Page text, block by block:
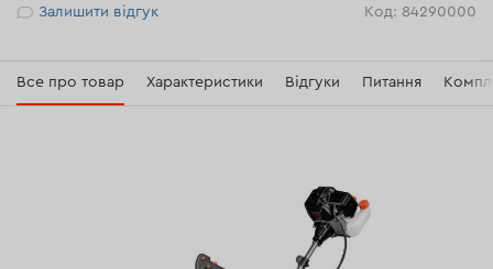
Рейтинг
Залишити відгук Код: 84290000
Все про товар Характеристики Відгуки Питання